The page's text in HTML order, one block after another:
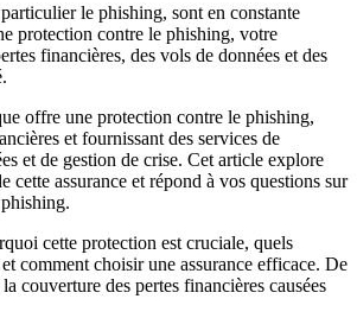
le phishing, sont en constante
protection contre le phishing, votre
financières, des vols de données et des
offre une protection contre le phishing,
et fournissant des services de
et de gestion de crise. Cet article explore
cette assurance et répond à vos questions sur
cette protection est cruciale, quels
comment choisir une assurance efficace. De
couverture des pertes financières causées